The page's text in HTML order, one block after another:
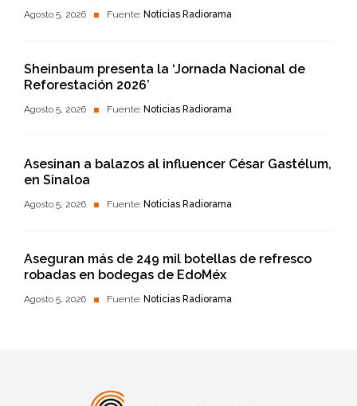
Agosto 5, 2026 Fuente: Noticias Radiorama
Sheinbaum presenta la ‘Jornada Nacional de
Reforestación 2026’
Agosto 5, 2026 Fuente: Noticias Radiorama
Asesinan a balazos al influencer César Gastélum,
en Sinaloa
Agosto 5, 2026 Fuente: Noticias Radiorama
Aseguran más de 249 mil botellas de refresco
robadas en bodegas de EdoMéx
Agosto 5, 2026 Fuente: Noticias Radiorama